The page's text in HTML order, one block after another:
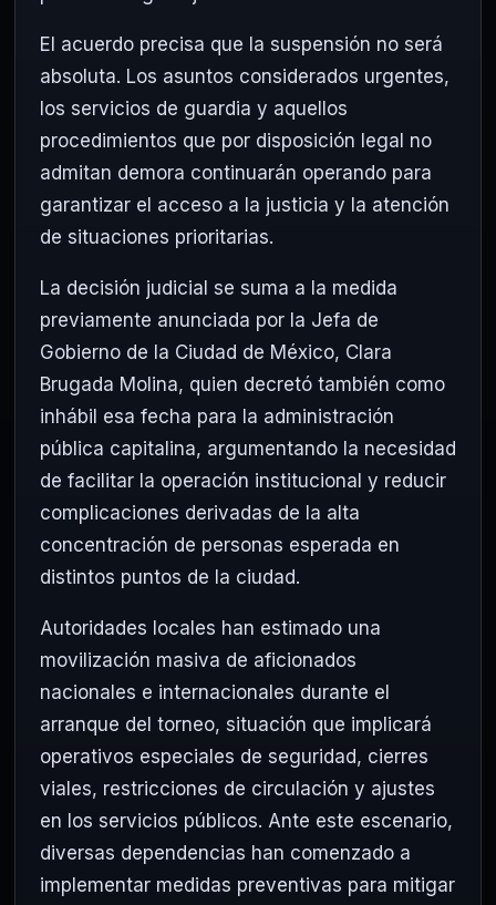
El acuerdo precisa que la suspensión no será
absoluta. Los asuntos considerados urgentes,
los servicios de guardia y aquellos
procedimientos que por disposición legal no
admitan demora continuarán operando para
garantizar el acceso a la justicia y la atención
de situaciones prioritarias.
La decisión judicial se suma a la medida
previamente anunciada por la Jefa de
Gobierno de la Ciudad de México, Clara
Brugada Molina, quien decretó también como
inhábil esa fecha para la administración
pública capitalina, argumentando la necesidad
de facilitar la operación institucional y reducir
complicaciones derivadas de la alta
concentración de personas esperada en
distintos puntos de la ciudad.
Autoridades locales han estimado una
movilización masiva de aficionados
nacionales e internacionales durante el
arranque del torneo, situación que implicará
operativos especiales de seguridad, cierres
viales, restricciones de circulación y ajustes
en los servicios públicos. Ante este escenario,
diversas dependencias han comenzado a
implementar medidas preventivas para mitigar